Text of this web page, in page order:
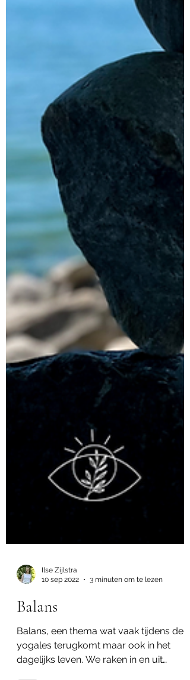
Balans
Balans, een thema wat vaak tijdens de
yogales terugkomt maar ook in het